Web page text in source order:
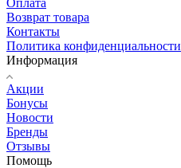
Оплата
Возврат товара
Контакты
Политика конфиденциальности
Информация
Акции
Бонусы
Новости
Бренды
Отзывы
Помощь